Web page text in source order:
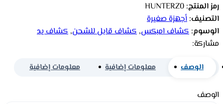
رمز المنتج: HUNTERZ0
التصنيف: أجهزة صغيرة
الوسوم: كشاف امبكس, كشاف قابل للشحن, كشاف يد
مشاركة:
الوصف معلومات إضافية معلومات إضافية
الوصف